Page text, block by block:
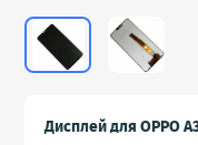
Дисплей для OPPO